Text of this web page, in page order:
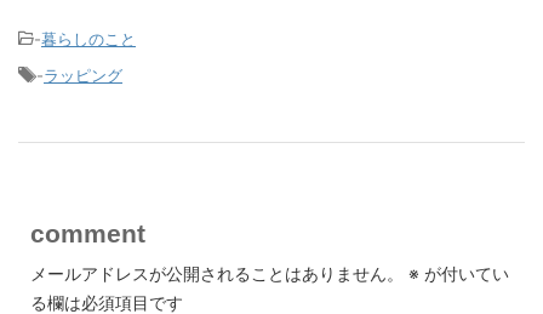
-暮らしのこと
-ラッピング
comment
メールアドレスが公開されることはありません。 ※ が付いてい
る欄は必須項目です